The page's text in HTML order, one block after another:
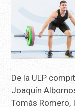
De la ULP
Joaquín
Tomás Romero,